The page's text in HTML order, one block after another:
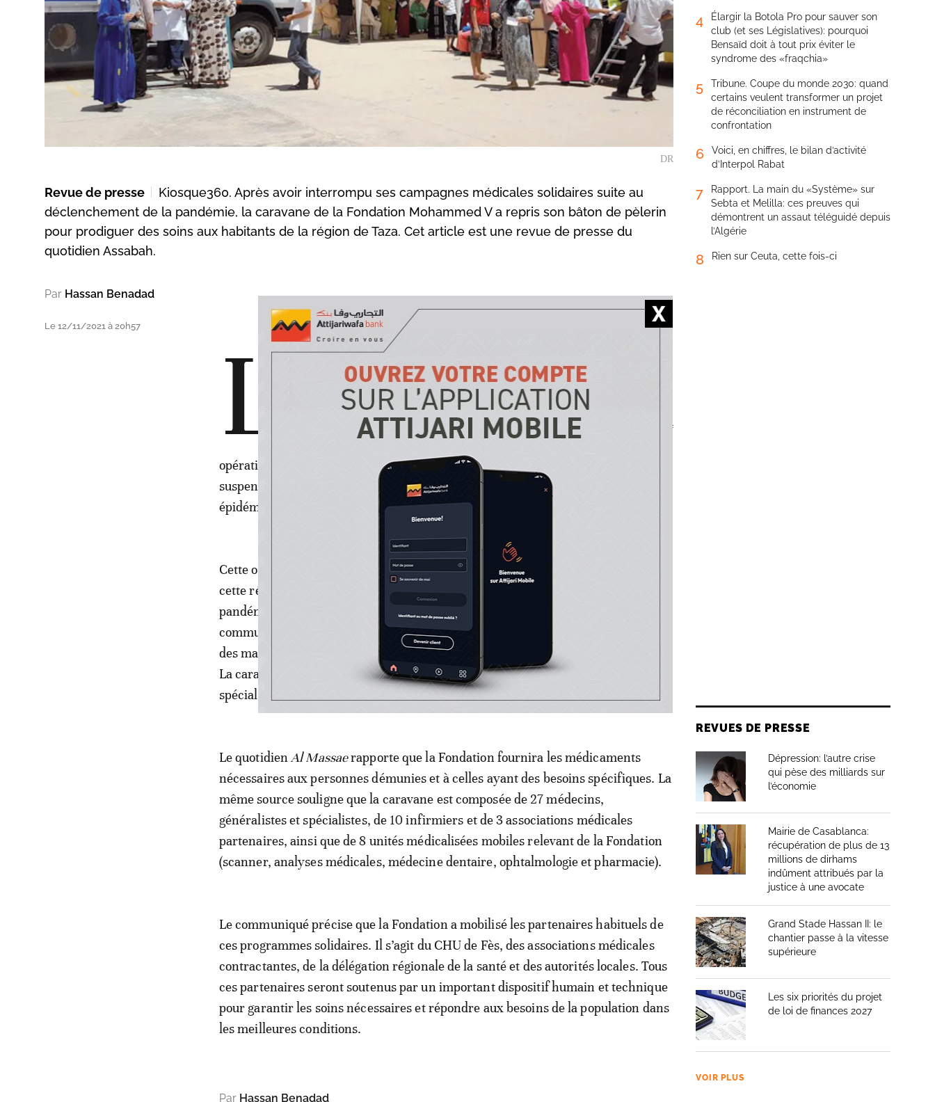
DR
Revue de presse
Kiosque360. Après avoir interrompu ses campagnes médicales solidaires suite au
déclenchement de la pandémie, la caravane de la Fondation Mohammed V a repris son bâton de pèlerin
pour prodiguer des soins aux habitants de la région de Taza. Cet article est une revue de presse du
quotidien Assabah.
Par Hassan Benadad
Le 12/11/2021 à 20h57 L
a Fondation Mohammed V pour la solidarité organise, entre le 11 et
13 novembre, une campagne médicale solidaire dans le centre de
Had M’sila, relevant du cercle Tainsate dans la province de Taza. Le
Al Massaerapporte, dans son édition du week-end (13 et 14
opération marque la reprise des programmes de campagnes médicales
suspendues depuis mars 2020 et réactivées après l’amélioration de la situation
épidémiologique.
Cette opération vise à fournir la protection médicale de base aux habitants de
cette région qui ont été contraints de suspendre leur suivi médical à cause de la
pandémie et des difficultés d’accéder aux centres de soins spécialisés. Le
communiqué de la Fondation souligne que cette région connaît une prolifération
des maladies chroniques et des bronchopneumopathies chroniques obstructives.
La caravane fournit plusieurs prestations médicales en médecine générale et
spécialisée.
Le quotidienAl Massaerapporte que la Fondation fournira les médicaments
nécessaires aux personnes démunies et à celles ayant des besoins spécifiques. La
même source souligne que la caravane est composée de 27 médecins,
généralistes et spécialistes, de 10 infirmiers et de 3 associations médicales
partenaires, ainsi que de 8 unités médicalisées mobiles relevant de la Fondation
(scanner, analyses médicales, médecine dentaire, ophtalmologie et pharmacie).
Le communiqué précise que la Fondation a mobilisé les partenaires habituels de
ces programmes solidaires. Il s’agit du CHU de Fès, des associations médicales
contractantes, de la délégation régionale de la santé et des autorités locales. Tous
ces partenaires seront soutenus par un important dispositif humain et technique
pour garantir les soins nécessaires et répondre aux besoins de la population dans
les meilleures conditions.
Par Hassan Benadad
4
Élargir la Botola Pro pour sauver son
club (et ses Législatives): pourquoi
Bensaïd doit à tout prix éviter le
syndrome des «fraqchia»
5
Tribune. Coupe du monde 2030: quand
certains veulent transformer un projet
de réconciliation en instrument de
confrontation
6
Voici, en chiffres, le bilan d’activité
d’Interpol Rabat
7
Rapport. La main du «Système» sur
Sebta et Melilla: ces preuves qui
démontrent un assaut téléguidé depuis
l’Algérie
8 Rien sur Ceuta, cette fois-ci
REVUES DE PRESSE
Dépression: l’autre crise
qui pèse des milliards sur
l’économie
Mairie de Casablanca:
récupération de plus de 13
millions de dirhams
indûment attribués par la
justice à une avocate
Grand Stade Hassan II: le
chantier passe à la vitesse
supérieure
Les six priorités du projet
de loi de finances 2027
VOIR PLUS